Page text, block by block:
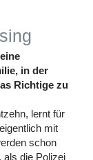
in der
Richtige zu
lernt für
mit
schon
als die Polizei